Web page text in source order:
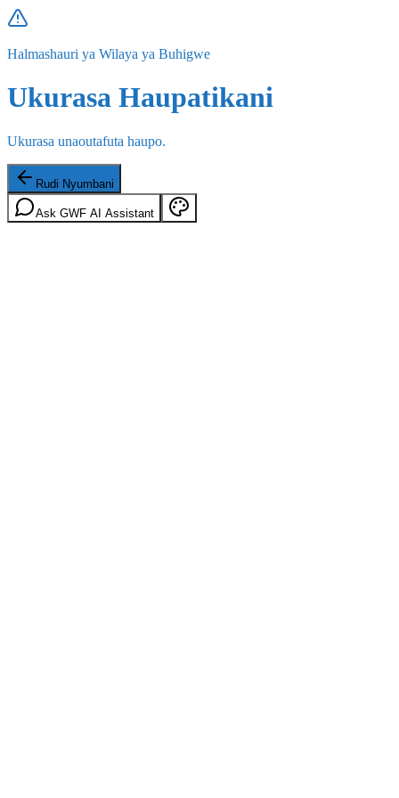
Halmashauri ya Wilaya ya Buhigwe
Ukurasa Haupatikani
Ukurasa unaoutafuta haupo.
Rudi Nyumbani
Ask GWF AI Assistant